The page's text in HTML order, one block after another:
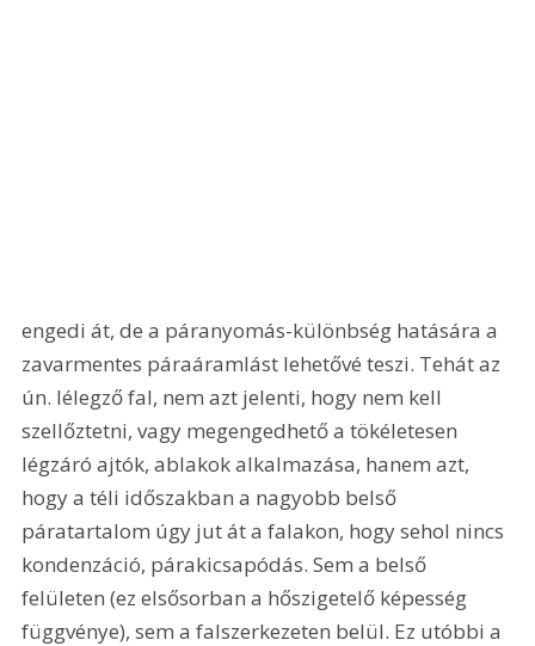
engedi át, de a páranyomás-különbség hatására a
zavarmentes páraáramlást lehetővé teszi. Tehát az
ún. lélegző fal, nem azt jelenti, hogy nem kell
szellőztetni, vagy megengedhető a tökéletesen
légzáró ajtók, ablakok alkalmazása, hanem azt,
hogy a téli időszakban a nagyobb belső
páratartalom úgy jut át a falakon, hogy sehol nincs
kondenzáció, párakicsapódás. Sem a belső
felületen (ez elsősorban a hőszigetelő képesség
függvénye), sem a falszerkezeten belül. Ez utóbbi a